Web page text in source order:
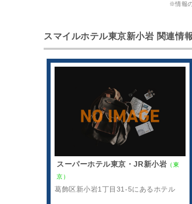
※情報
スマイルホテル東京新小岩 関連情
スーパーホテル東京・JR新小岩 （東
京）
葛飾区新小岩1丁目31-5にあるホテル